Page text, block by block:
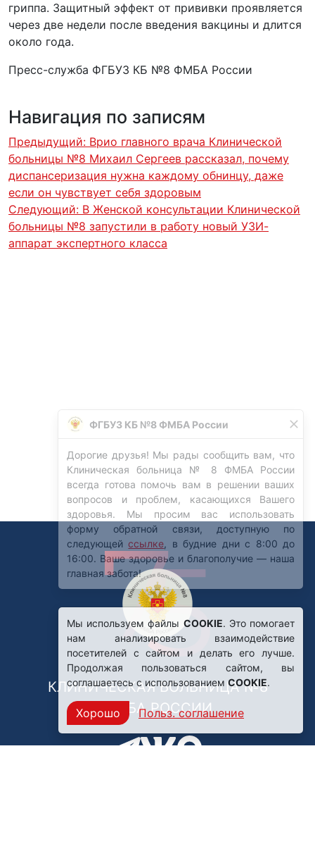
гриппа. Защитный эффект от прививки проявляется
через две недели после введения вакцины и длится
около года.
Пресс-служба ФГБУЗ КБ №8 ФМБА России
Навигация по записям
Предыдущий: Врио главного врача Клинической
больницы №8 Михаил Сергеев рассказал, почему
диспансеризация нужна каждому обнинцу, даже
если он чувствует себя здоровым
Следующий: В Женской консультации Клинической
больницы №8 запустили в работу новый УЗИ-
аппарат экспертного класса
КЛИНИЧЕСКАЯ БОЛЬНИЦА №8
ФМБА РОССИИ
Мы используем файлы COOKIE. Это помогает
нам анализировать взаимодействие
посетителей с сайтом и делать его лучше.
Продолжая пользоваться сайтом, вы
соглашаетесь с использованиемCOOKIE.
Хорошо Польз. соглашение